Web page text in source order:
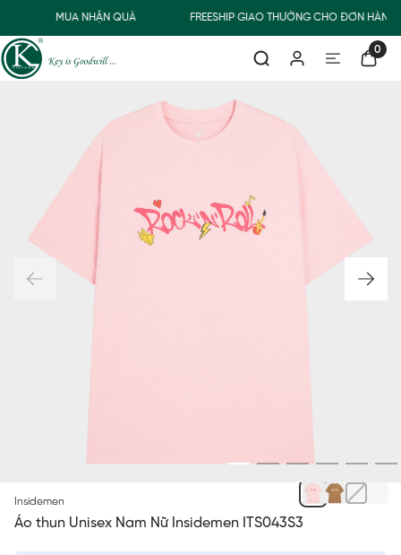
MUA NHẬN QUÀ FREESHIP GIAO THƯỜNG CHO ĐƠN
0
Insidemen
Áo thun Unisex Nam Nữ Insidemen ITS043S3